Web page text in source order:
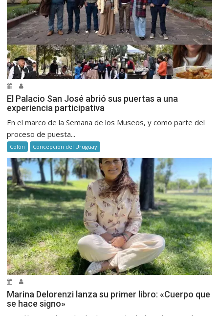
El Palacio San José abrió sus puertas a una
experiencia participativa
En el marco de la Semana de los Museos, y como parte del
proceso de puesta...
Colón Concepción del Uruguay
Marina Delorenzi lanza su primer libro: «Cuerpo que
se hace signo»